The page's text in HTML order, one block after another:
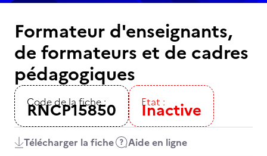
Formateur d'enseignants,
de formateurs et de cadres
pédagogiques
Code de la fiche :
RNCP15850 Etat :
Inactive
Télécharger la fiche Aide en ligne